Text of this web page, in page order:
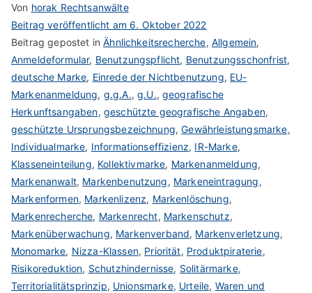
Von horak Rechtsanwälte
Beitrag veröffentlicht am 6. Oktober 2022
Beitrag gepostet inÄhnlichkeitsrecherche, Allgemein,
Anmeldeformular, Benutzungspflicht, Benutzungsschonfrist,
deutsche Marke, Einrede der Nichtbenutzung, EU-
Markenanmeldung, g.g.A.,g.U., geografische
Herkunftsangaben, geschützte geografische Angaben,
geschützte Ursprungsbezeichnung,Gewährleistungsmarke,
Individualmarke, Informationseffizienz, IR-Marke,
Klasseneinteilung, Kollektivmarke, Markenanmeldung,
Markenanwalt, Markenbenutzung, Markeneintragung,
Markenformen, Markenlizenz, Markenlöschung,
Markenrecherche, Markenrecht, Markenschutz,
Markenüberwachung, Markenverband, Markenverletzung,
Monomarke, Nizza-Klassen, Priorität, Produktpiraterie,
Risikoreduktion, Schutzhindernisse, Solitärmarke,
Territorialitätsprinzip, Unionsmarke, Urteile, Waren und